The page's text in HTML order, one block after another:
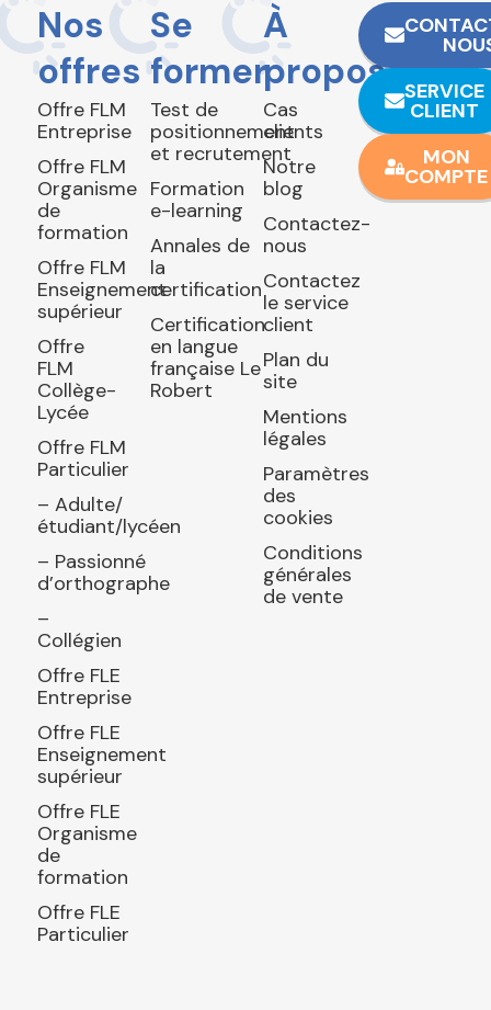
Nos
offres
Offre FLM
Entreprise
Offre FLM
Organisme
de
formation
Offre FLM
Enseignement
supérieur
Offre
FLM
Collège-
Lycée
Offre FLM
Particulier
– Adulte/
étudiant/lycéen
– Passionné
d’orthographe
–
Collégien
Offre FLE
Entreprise
Offre FLE
Enseignement
supérieur
Offre FLE
Organisme
de
formation
Offre FLE
Particulier
Se
former
Test de
positionnement
et recrutement
Formation
e-learning
Annales de
la
certification
Certification
en langue
française Le
Robert
À
propos
Cas
clients
Notre
blog
Contactez-
nous
Contactez
le service
client
Plan du
site
Mentions
légales
Paramètres
des
cookies
Conditions
générales
de vente
SERVICE
CLIENT
MON
COMPTE